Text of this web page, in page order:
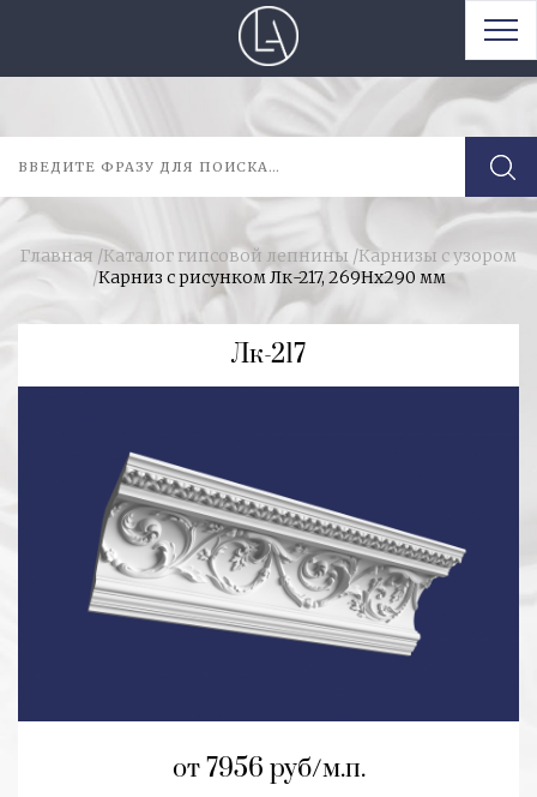
Главная /Каталог гипсовой лепнины /Карнизы с узором
/Карниз с рисунком Лк-217, 269Hх290 мм
Лк-217
от 7956 руб/м.п.